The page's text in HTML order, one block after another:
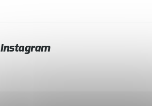
Instagram